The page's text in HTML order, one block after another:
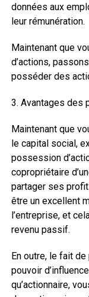
données aux
leur rémunération.
Maintenant que
d’actions,
posséder des
3. Avantages des
Maintenant que
le capital social,
possession
copropriétaire
partager ses
être un excellent
l’entreprise, et
revenu passif.
En outre, le fait
pouvoir
qu’actionnaire,